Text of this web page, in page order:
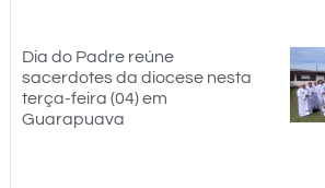
Dia do Padre reúne
sacerdotes da diocese nesta
terça-feira (04) em
Guarapuava